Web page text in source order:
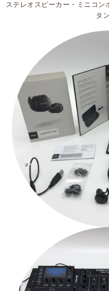
ステレオスピーカー・ミニコン
タ